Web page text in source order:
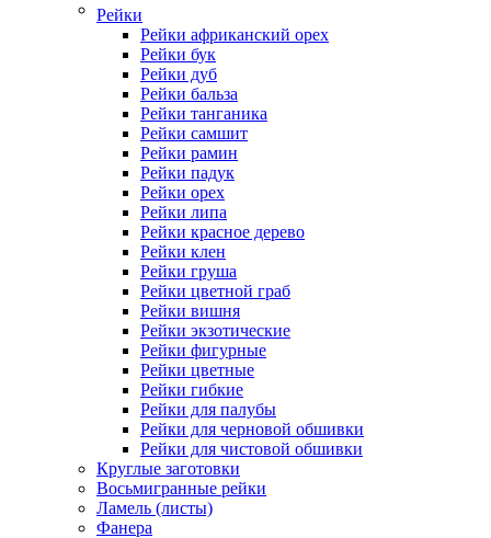
Рейки
Рейки африканский орех
Рейки бук
Рейки дуб
Рейки бальза
Рейки танганика
Рейки самшит
Рейки рамин
Рейки падук
Рейки орех
Рейки липа
Рейки красное дерево
Рейки клен
Рейки груша
Рейки цветной граб
Рейки вишня
Рейки экзотические
Рейки фигурные
Рейки цветные
Рейки гибкие
Рейки для палубы
Рейки для черновой обшивки
Рейки для чистовой обшивки
Круглые заготовки
Восьмигранные рейки
Ламель (листы)
Фанера